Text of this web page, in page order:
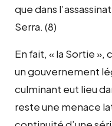
que dans
Serra. (8)
En fait, « la Sortie »,
un gouvernement
culminant eut lieu
reste une menace